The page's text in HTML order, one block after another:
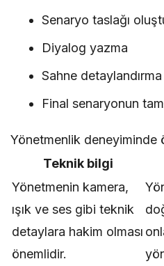
Senaryo taslağı
Diyalog yazma
Sahne detaylandırma
Final senaryonun
Yönetmenlik deneyiminde
Teknik bilgi
Yönetmenin kamera,
ışık ve ses gibi teknik
detaylara hakim olması
önemlidir.